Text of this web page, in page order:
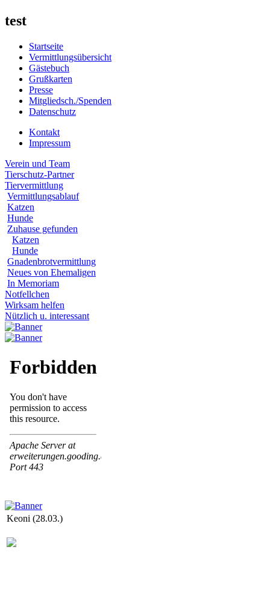
test
Startseite
Vermittlungsübersicht
Gästebuch
Grußkarten
Presse
Mitgliedsch./Spenden
Datenschutz
Kontakt
Impressum
Verein und Team
Tierschutz-Partner
Tiervermittlung
Vermittlungsablauf
Katzen
Hunde
Zuhause gefunden
Katzen
Hunde
Gnadenbrotvermittlung
Neues von Ehemaligen
In Memoriam
Notfellchen
Wirksam helfen
Nützlich u. interessant
Keoni (28.03.)